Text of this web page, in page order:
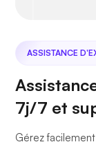
ASSISTANCE
7j/7 et
Gérez